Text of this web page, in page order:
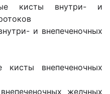
кисты внутри- и
внепеченочных